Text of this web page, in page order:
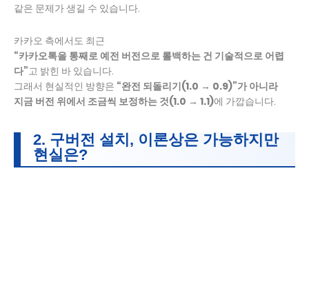
같은 문제가 생길 수 있습니다.
카카오 측에서도 최근
“카카오톡을 통째로 예전 버전으로 롤백하는 건 기술적으로 어렵
다”고 밝힌 바 있습니다.
그래서 현실적인 방향은 “완전 되돌리기(1.0 → 0.9)”가 아니라
지금 버전 위에서 조금씩 보정하는 것(1.0 → 1.1)에 가깝습니다.
2. 구버전 설치, 이론상은 가능하지만
현실은?